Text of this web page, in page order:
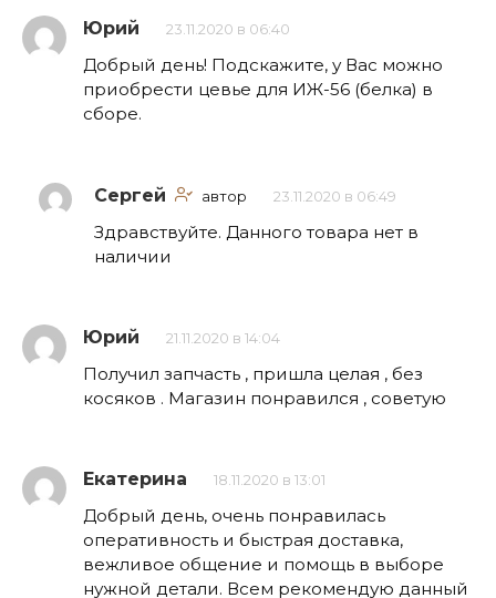
Юрий 23.11.2020 в 06:40
Добрый день! Подскажите, у Вас можно
приобрести цевье для ИЖ-56 (белка) в
сборе.
Сергей автор 23.11.2020 в 06:49
Здравствуйте. Данного товара нет в
наличии
Юрий 21.11.2020 в 14:04
Получил запчасть , пришла целая , без
косяков . Магазин понравился , советую
Екатерина 18.11.2020 в 13:01
Добрый день, очень понравилась
оперативность и быстрая доставка,
вежливое общение и помощь в выборе
нужной детали. Всем рекомендую данный